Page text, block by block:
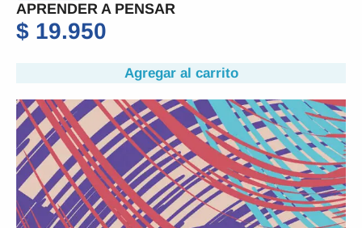
APRENDER A PENSAR
$ 19.950
Agregar al carrito